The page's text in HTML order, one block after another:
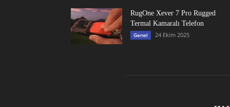
RugOne Xever 7 Pro Rugged
Termal Kamaralı Telefon
Genel 24 Ekim 2025